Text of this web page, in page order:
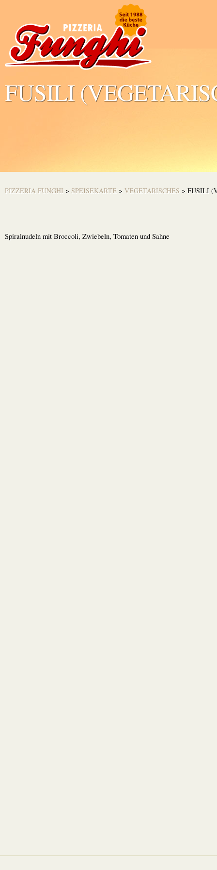
FUSILI
PIZZERIA FUNGHI > SPEISEKARTE > VEGETARISCHES > FUSILI
Spiralnudeln mit Broccoli, Zwiebeln, Tomaten und Sahne